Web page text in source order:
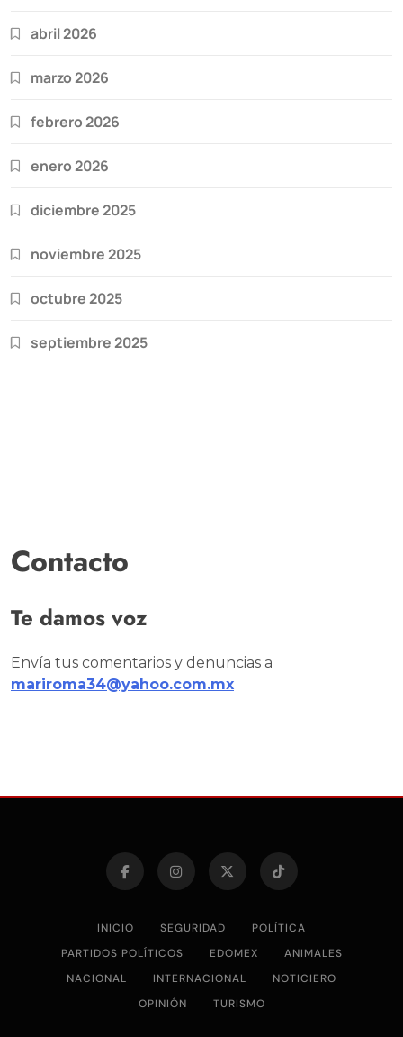
abril 2026
marzo 2026
febrero 2026
enero 2026
diciembre 2025
noviembre 2025
octubre 2025
septiembre 2025
Contacto
Te damos voz
Envía tus comentarios y denuncias a
mariroma34@yahoo.com.mx
INICIO SEGURIDAD
POLÍTICA
PARTIDOS POLÍTICOS
EDOMEX
ANIMALES
NACIONAL
INTERNACIONAL
NOTICIERO
OPINIÓN
TURISMO